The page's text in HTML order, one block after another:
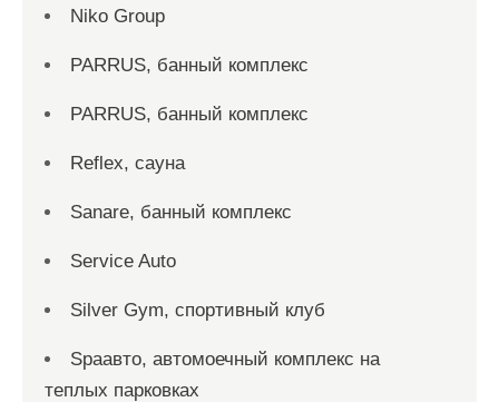
Niko Group
PARRUS, банный комплекс
PARRUS, банный комплекс
Reflex, сауна
Sanare, банный комплекс
Service Auto
Silver Gym, спортивный клуб
Spaавто, автомоечный комплекс на
теплых парковках